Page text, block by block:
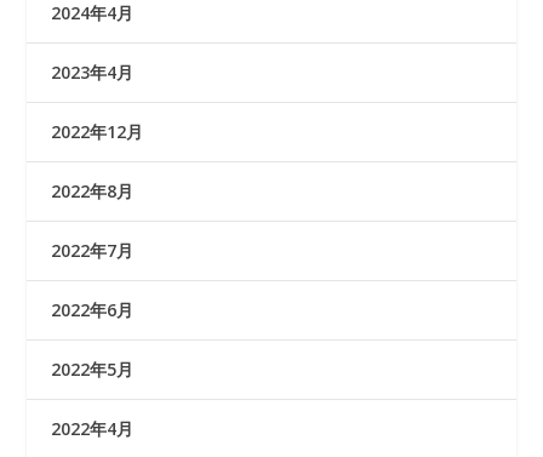
2024年4月
2023年4月
2022年12月
2022年8月
2022年7月
2022年6月
2022年5月
2022年4月